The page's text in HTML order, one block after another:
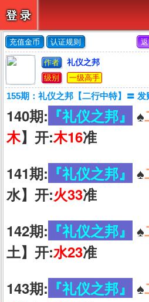
登 录
充值金币 认证规则
作者 礼仪之邦
级别
一级高手
155期：礼仪之邦【二行中特】〓 发
140期: 『礼仪之邦』 ♠️
木】开:木16准
141期: 『礼仪之邦』 ♠️
水】开:火33准
142期: 『礼仪之邦』 ♠️
土】开:水23准
143期: 『礼仪之邦』 ♠️